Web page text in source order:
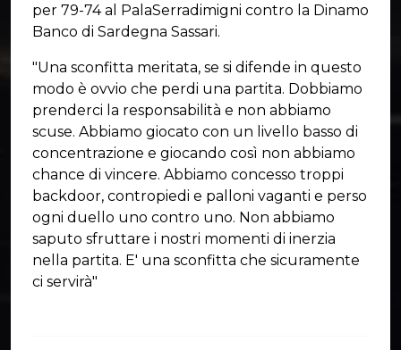
per 79-74 al PalaSerradimigni contro la Dinamo
Banco di Sardegna Sassari.
"Una sconfitta meritata, se si difende in questo
modo è ovvio che perdi una partita. Dobbiamo
prenderci la responsabilità e non abbiamo
scuse. Abbiamo giocato con un livello basso di
concentrazione e giocando così non abbiamo
chance di vincere. Abbiamo concesso troppi
backdoor, contropiedi e palloni vaganti e perso
ogni duello uno contro uno. Non abbiamo
saputo sfruttare i nostri momenti di inerzia
nella partita. E' una sconfitta che sicuramente
ci servirà"